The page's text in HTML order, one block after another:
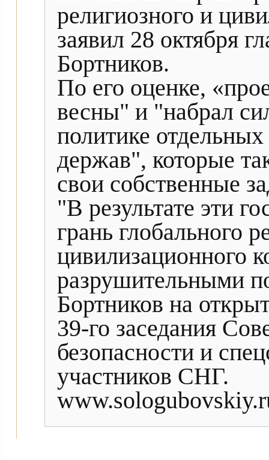
религиозного и
заявил 28 октября
Бортников.
По его оценке,
весны" и "набрал
политике
держав", которые
свои собственные
"В результате эти
грань глобального
цивилизационного
разрушительными
Бортников на
39-го заседания
безопасности и
участников СНГ.